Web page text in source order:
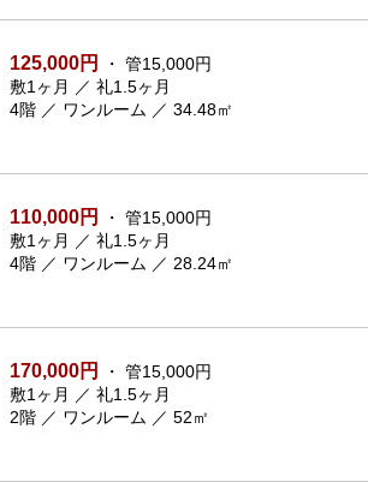
125,000円
・ 管15,000円
敷1ヶ月 ／ 礼1.5ヶ月
4階 ／ ワンルーム ／ 34.48㎡
110,000円
・ 管15,000円
敷1ヶ月 ／ 礼1.5ヶ月
4階 ／ ワンルーム ／ 28.24㎡
170,000円
・ 管15,000円
敷1ヶ月 ／ 礼1.5ヶ月
2階 ／ ワンルーム ／ 52㎡